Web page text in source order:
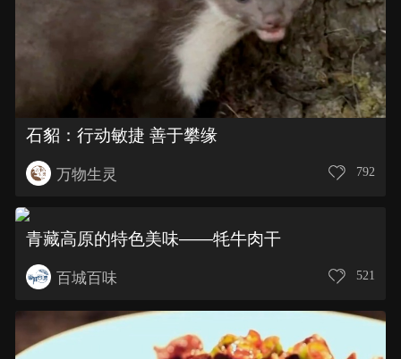
石貂：行动敏捷 善于攀缘
万物生灵 792
青藏高原的特色美味——牦牛肉干
百城百味 521